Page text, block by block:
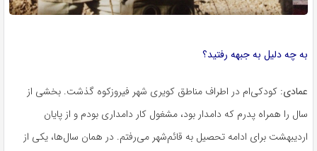
به چه دلیل به جبهه رفتید؟
عمادی: کودکی‌ام در اطراف مناطق کویری شهر فیروزکوه گذشت. بخشی از
سال را همراه پدرم که دامدار بود، مشغول کار دامداری بودم و از پایان
اردیبهشت برای ادامه تحصیل به قائم‌شهر می‌رفتم. در همان سال‌ها، یکی از